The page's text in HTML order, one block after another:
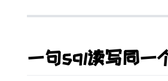
一句sql读写同一